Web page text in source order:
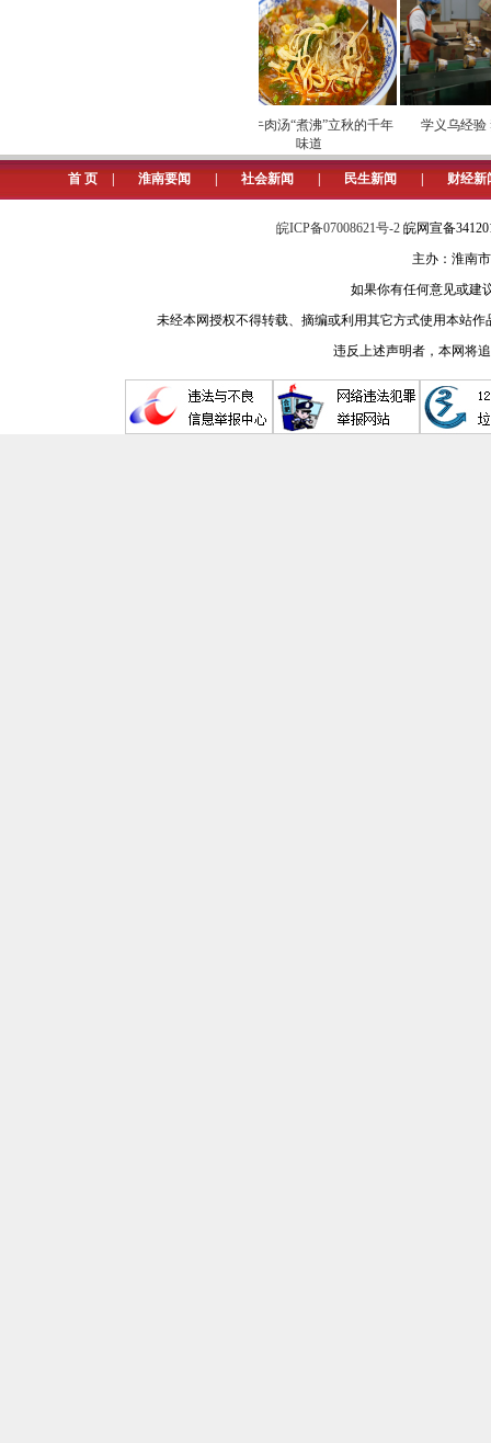
当天下午2时许，记者来到老年
巧的双手下，不出1分钟就组成一个
年朋友做公益活动，到困难家庭去慰
宗荣老人一起来的还有另外4位志愿
家里的粽子都包好了，到这里帮老人
一碗牛肉汤“煮沸”立秋的千年
味道
学义乌经验
首 页 淮南要闻 社会新闻 民生新闻 财经新
皖ICP备07008621号-2 皖网宣备
主办：淮南
如果你有任何意见或建
未经本网授权不得转载、摘编或利用其它方式使用本站
违反上述声明者，本网将